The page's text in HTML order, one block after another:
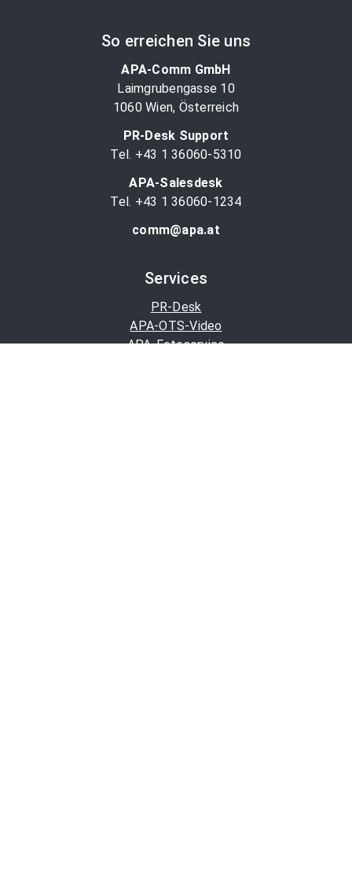
So erreichen Sie uns
APA-Comm GmbH
Laimgrubengasse 10
1060 Wien, Österreich
PR-Desk Support
Tel. +43 1 36060-5310
APA-Salesdesk
Tel. +43 1 36060-1234
comm@apa.at
Services
PR-Desk
APA-OTS-Video
APA-Fotoservice